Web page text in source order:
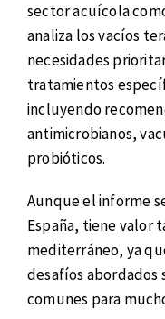
sector acuícola
analiza los vacíos
necesidades
tratamientos
incluyendo
antimicrobianos,
probióticos.
Aunque el informe
España, tiene valor
mediterráneo, ya
desafíos abordados
comunes para